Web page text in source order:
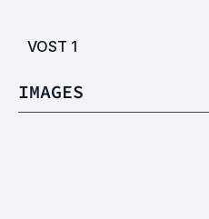
VOST 1
IMAGES